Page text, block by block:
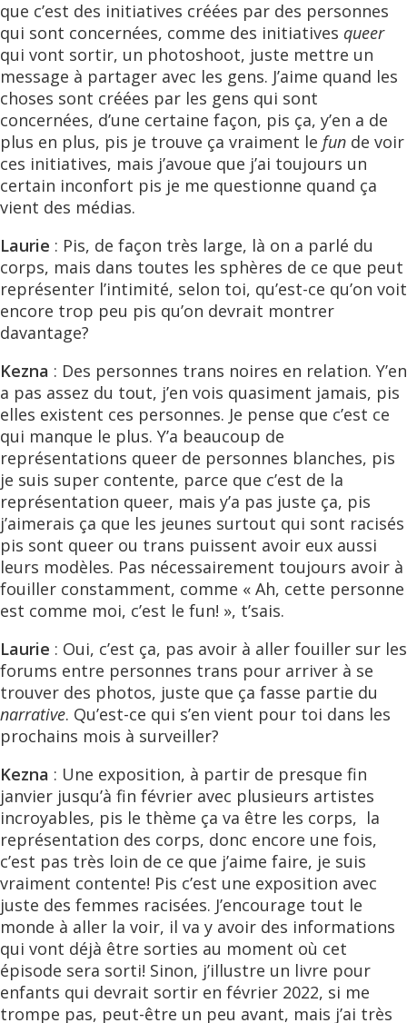
que c’est des initiatives créées par des personnes
qui sont concernées, comme des initiatives queer
qui vont sortir, un photoshoot, juste mettre un
message à partager avec les gens. J’aime quand les
choses sont créées par les gens qui sont
concernées, d’une certaine façon, pis ça, y’en a de
plus en plus, pis je trouve ça vraiment le fun de voir
ces initiatives, mais j’avoue que j’ai toujours un
certain inconfort pis je me questionne quand ça
vient des médias.
Laurie : Pis, de façon très large, là on a parlé du
corps, mais dans toutes les sphères de ce que peut
représenter l’intimité, selon toi, qu’est-ce qu’on voit
encore trop peu pis qu’on devrait montrer
davantage?
Kezna : Des personnes trans noires en relation. Y’en
a pas assez du tout, j’en vois quasiment jamais, pis
elles existent ces personnes. Je pense que c’est ce
qui manque le plus. Y’a beaucoup de
représentations queer de personnes blanches, pis
je suis super contente, parce que c’est de la
représentation queer, mais y’a pas juste ça, pis
j’aimerais ça que les jeunes surtout qui sont racisés
pis sont queer ou trans puissent avoir eux aussi
leurs modèles. Pas nécessairement toujours avoir à
fouiller constamment, comme « Ah, cette personne
est comme moi, c’est le fun! », t’sais.
Laurie : Oui, c’est ça, pas avoir à aller fouiller sur les
forums entre personnes trans pour arriver à se
trouver des photos, juste que ça fasse partie du
narrative. Qu’est-ce qui s’en vient pour toi dans les
prochains mois à surveiller?
Kezna : Une exposition, à partir de presque fin
janvier jusqu’à fin février avec plusieurs artistes
incroyables, pis le thème ça va être les corps, la
représentation des corps, donc encore une fois,
c’est pas très loin de ce que j’aime faire, je suis
vraiment contente! Pis c’est une exposition avec
juste des femmes racisées. J’encourage tout le
monde à aller la voir, il va y avoir des informations
qui vont déjà être sorties au moment où cet
épisode sera sorti! Sinon, j’illustre un livre pour
enfants qui devrait sortir en février 2022, si me
trompe pas, peut-être un peu avant, mais j’ai très